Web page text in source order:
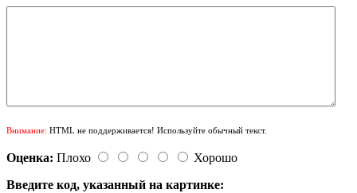
Внимание: HTML не поддерживается! Используйте обычный текст.
Оценка: Плохо
Хорошо
Введите код, указанный на картинке: